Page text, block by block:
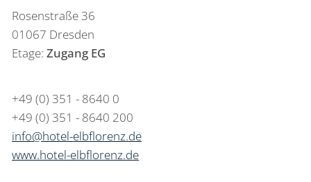
Rosenstraße 36
01067 Dresden
Etage:Zugang EG
+49 (0) 351 - 8640 0
+49 (0) 351 - 8640 200
info@hotel-elbflorenz.de
www.hotel-elbflorenz.de